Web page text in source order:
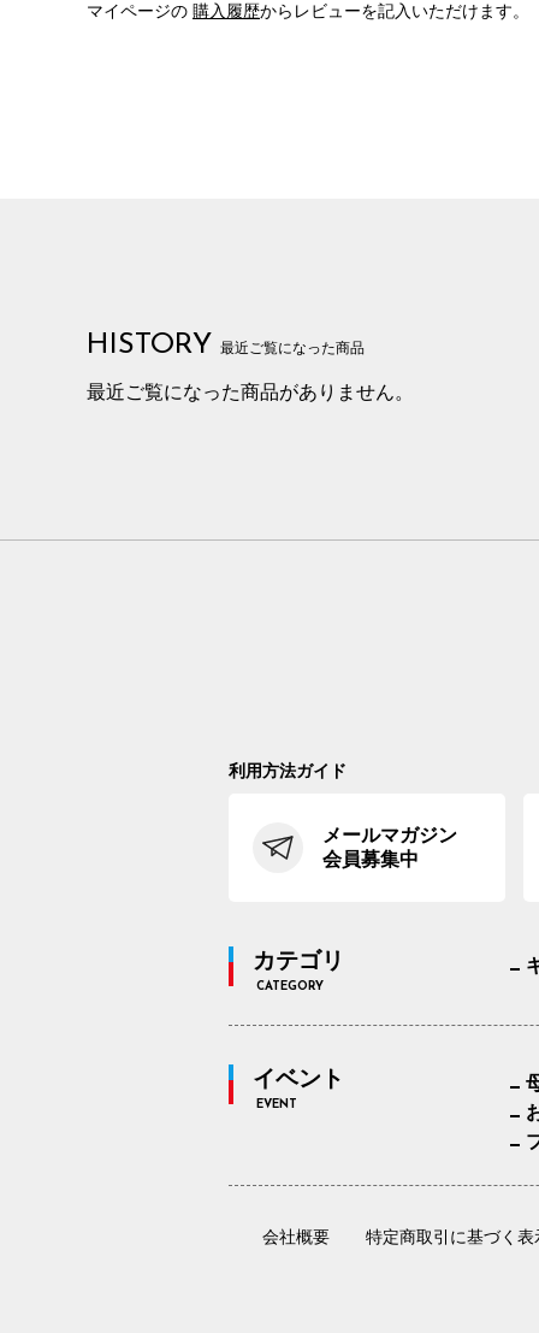
マイページの 購入履歴からレビューを記入いただけます。
HISTORY 最近ご覧になった商品
最近ご覧になった商品がありません。
利用方法ガイド
メールマガジン
会員募集中
カテゴリ
CATEGORY
イベント
EVENT
会社概要 特定商取引に基づく表